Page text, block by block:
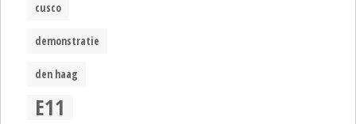
cusco
demonstratie
den haag
E11